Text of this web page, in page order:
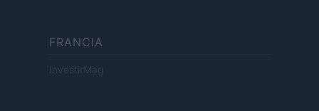
FRANCIA
InvestirMag